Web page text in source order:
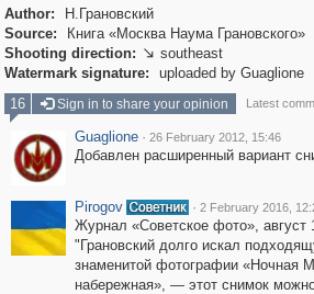
Author:
Н.Грановский
Source:
Книга «Москва Наума Грановского»
Shooting direction:  southeast
Watermark signature:
uploaded by Guaglione
16
Sign in to share your opinion Latest
Guaglione · 26 February 2012, 15:46
Добавлен расширенный вариант
Pirogov · 2 February 2016,
Журнал «Советское фото», август
"Грановский долго искал
знаменитой фотографии «Ночная
набережная», — этот снимок